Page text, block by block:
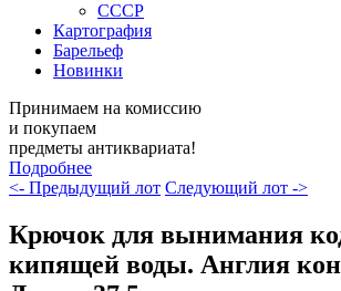
СССР
Картография
Барельеф
Новинки
Принимаем на комиссию
и покупаем
предметы антиквариата!
Подробнее
<- Предыдущий лот Следующий лот ->
Крючок для вынимания
кипящей воды. Англия